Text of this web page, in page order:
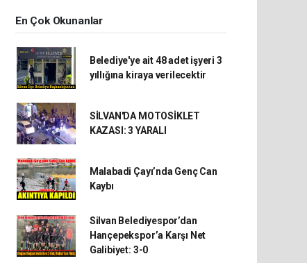
En Çok Okunanlar
Belediye'ye ait 48 adet işyeri 3
yıllığına kiraya verilecektir
SİLVAN'DA MOTOSİKLET
KAZASI: 3 YARALI
Malabadi Çayı’nda Genç Can
Kaybı
Silvan Belediyespor’dan
Hançepekspor’a Karşı Net
Galibiyet: 3-0